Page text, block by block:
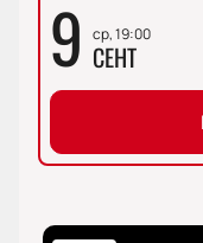
9 ср, 19:00
СЕНТ